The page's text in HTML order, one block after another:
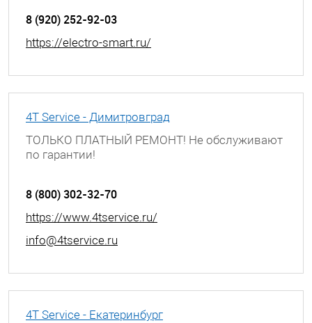
8 (920) 252-92-03
https://electro-smart.ru/
4T Service - Димитровград
ТОЛЬКО ПЛАТНЫЙ РЕМОНТ! Не обслуживают
по гарантии!
8 (800) 302-32-70
https://www.4tservice.ru/
info@4tservice.ru
4T Service - Екатеринбург